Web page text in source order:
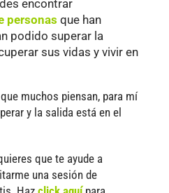
encontrar
personas que han
podido superar la
sus vidas y vivir en
muchos piensan, para mí
y la salida está en el
que te ayude a
una sesión de